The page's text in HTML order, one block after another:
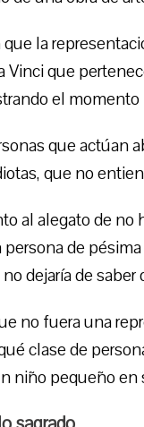
la
Vinci que
el
que actúan
que no
al alegato de no
de
dejaría de
no fuera una
clase de
niño pequeño en